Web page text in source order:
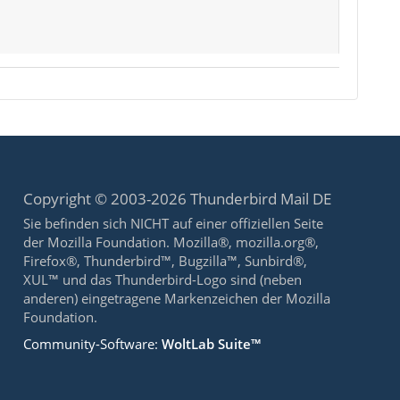
Copyright © 2003-2026 Thunderbird Mail DE
Sie befinden sich NICHT auf einer offiziellen Seite
der Mozilla Foundation. Mozilla®, mozilla.org®,
Firefox®, Thunderbird™, Bugzilla™, Sunbird®,
XUL™ und das Thunderbird-Logo sind (neben
anderen) eingetragene Markenzeichen der Mozilla
Foundation.
Community-Software:WoltLab Suite™